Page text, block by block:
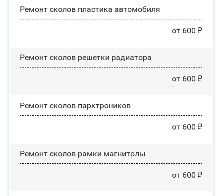
Ремонт сколов пластика автомобиля
от 600 ₽
Ремонт сколов решетки радиатора
от 600 ₽
Ремонт сколов парктроников
от 600 ₽
Ремонт сколов рамки магнитолы
от 600 ₽